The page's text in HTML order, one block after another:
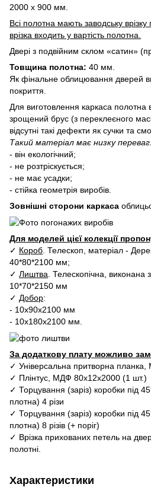
2000 х 900 мм.
Всі полотна мають заводську
врізка входить у вартість полотна.
Двері з подвійним склом «сатин»
Товщина полотна: 40 мм.
Як фінальне облицювання дверей
покриття.
Для виготовлення каркаса полотна
зрощений брус (з переклеєного
відсутні такі дефекти як сучки та
Такий матеріал має низку
- він екологічний;
- не розтріскується;
- не має усадки;
- стійка геометрія виробів.
Зовнішні сторони каркаса
Для моделей цієї колекції
✓ Короб . Телескоп, матеріал -
40*80*2100 мм;
✓ Лиштва . Телескопічна,
10*70*2150 мм
✓ Добор:
- 10х90х2100 мм
- 10х180х2100 мм.
За додаткову плату можливо
✓ Універсальна притворна
✓ Плінтус, МДФ 80х12х2000 (1 шт.)
✓ Торцування (заріз) коробки під
плотна) 4 різи
✓ Торцування (заріз) коробки під
плотна) 8 різів (+ поріг)
✓ Врізка прихованих петель на
полотні.
Характеристики